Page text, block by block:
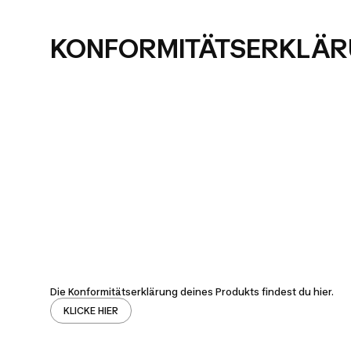
Die Konformitätserklärung deines Produkts findest du hier.
KLICKE HIER